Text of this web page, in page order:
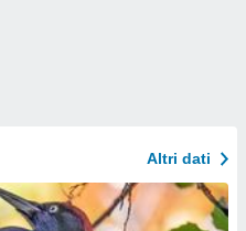
Altri dati